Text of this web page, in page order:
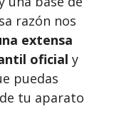
razón nos
extensa
oficial y
puedas
tu aparato